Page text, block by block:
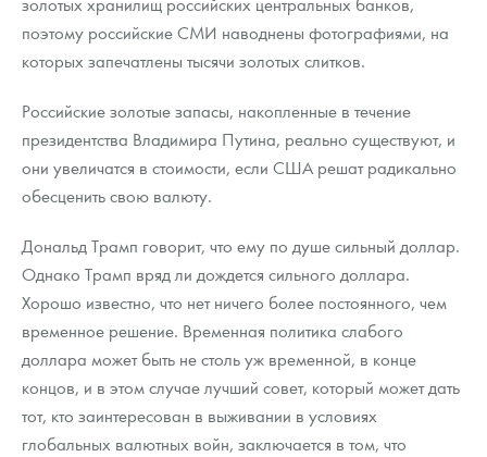
поэтому российские СМИ наводнены фотографиями, на
которых запечатлены тысячи золотых слитков.
Российские золотые запасы, накопленные в течение
президентства Владимира Путина, реально существуют, и
они увеличатся в стоимости, если США решат радикально
обесценить свою валюту.
Дональд Трамп говорит, что ему по душе сильный доллар.
Однако Трамп вряд ли дождется сильного доллара.
Хорошо известно, что нет ничего более постоянного, чем
временное решение. Временная политика слабого
доллара может быть не столь уж временной, в конце
концов, и в этом случае лучший совет, который может дать
тот, кто заинтересован в выживании в условиях
глобальных валютных войн, заключается в том, что